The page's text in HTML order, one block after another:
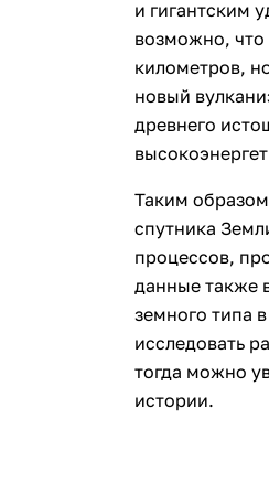
и гигантским
возможно, что
километров,
новый
древнего
Таким
спутника
процессов,
данные также
земного типа
исследовать
тогда можно
истории.